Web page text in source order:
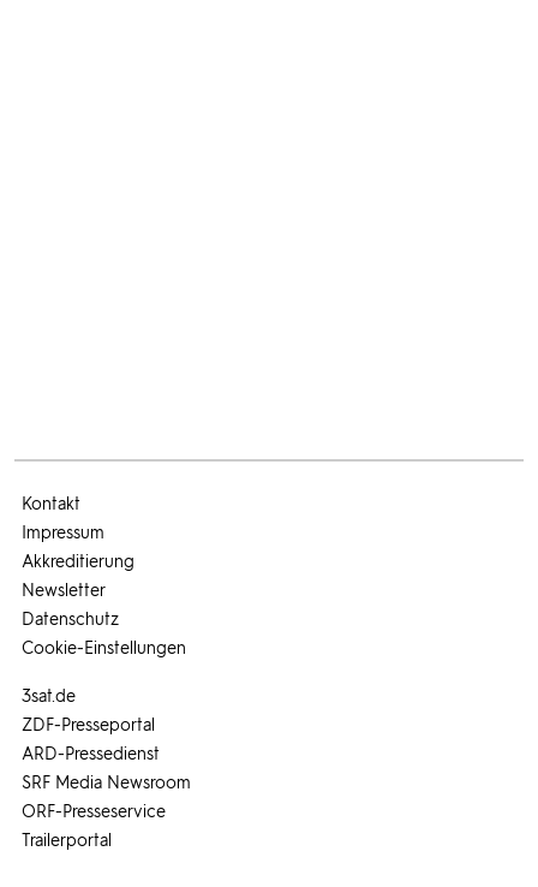
3sat.de
ZDF-Presseportal
ARD-Pressedienst
SRF Media Newsroom
ORF-Presseservice
Trailerportal
Kontakt
Impressum
Akkreditierung
Newsletter
Datenschutz
Cookie-Einstellungen